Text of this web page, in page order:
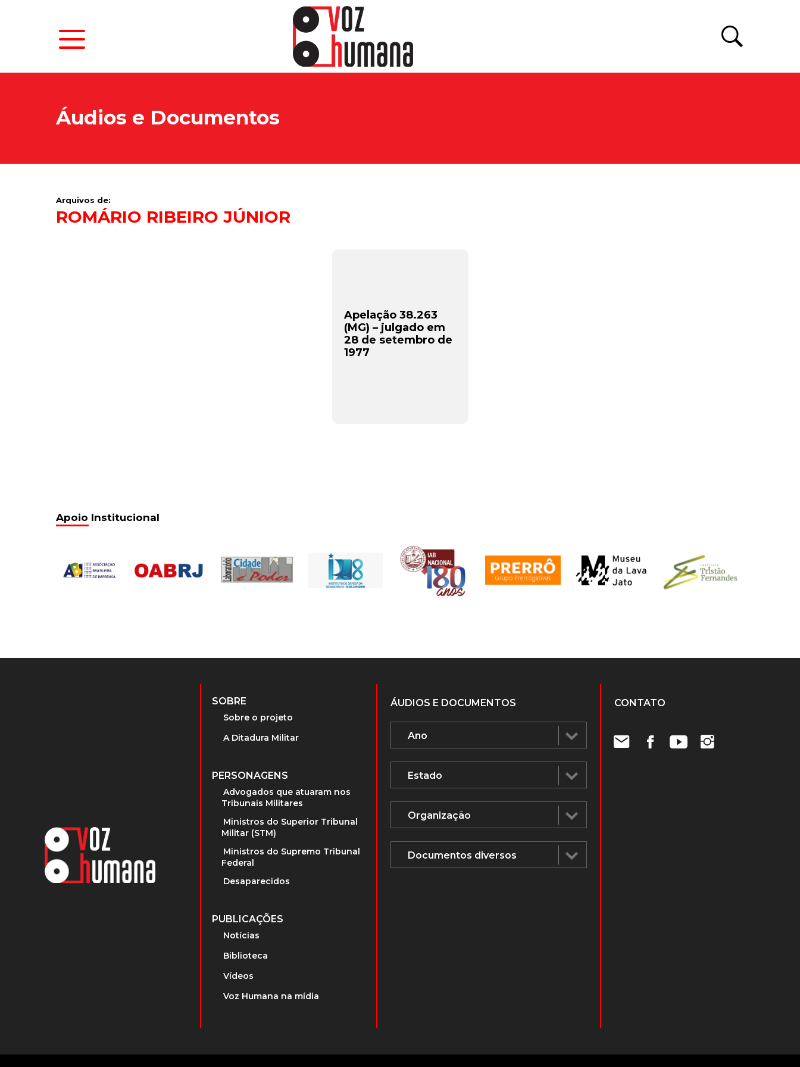
Áudios e Documentos
Arquivos de:
ROMÁRIO RIBEIRO JÚNIOR
Apelação 38.263
(MG) – julgado em
28 de setembro de
1977
Apoio Institucional
SOBRE
Sobre o projeto
A Ditadura Militar
PERSONAGENS
Advogados que atuaram nos
Tribunais Militares
Ministros do Superior Tribunal
Militar (STM)
Ministros do Supremo Tribunal
Federal
Desaparecidos
PUBLICAÇÕES
Notícias
Biblioteca
Vídeos
Voz Humana na mídia
ÁUDIOS E DOCUMENTOS CONTATO